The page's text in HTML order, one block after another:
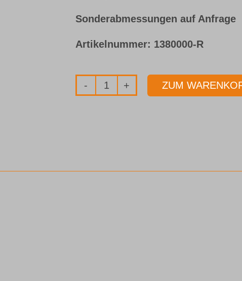
Sonderabmessungen auf Anfrage
Artikelnummer: 1380000-R
Bohrbuchse
Ø
ZUM